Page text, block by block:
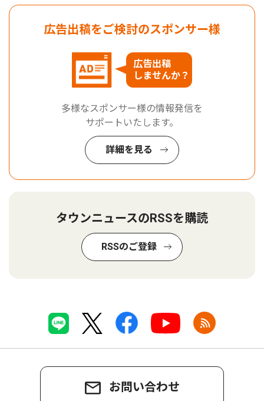
広告出稿をご検討のスポンサー様
広告出稿
しませんか？
多様なスポンサー様の情報発信を
サポートいたします。
詳細を見る
タウンニュースのRSSを購読
RSSのご登録
お問い合わせ